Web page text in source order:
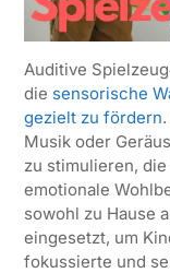
Auditive
die sensorische
gezielt zu fördern
Musik oder
zu stimulieren,
emotionale
sowohl zu Hause
eingesetzt, um
fokussierte und